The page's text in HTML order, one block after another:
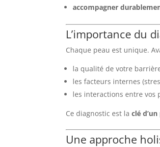
accompagner
L’importance du
Chaque peau est unique.
la qualité de votre
les facteurs internes
les interactions entre vos
Ce diagnostic est laclé
Une approche